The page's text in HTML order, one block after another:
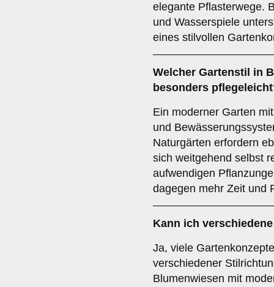
elegante Pflasterwege.
und Wasserspiele
eines stilvollen
Welcher Gartenstil in
besonders
Ein moderner Garten
und
Naturgärten erfordern
sich weitgehend selbst
aufwendigen
dagegen mehr Zeit und
Kann ich
Ja, viele
verschiedener
Blumenwiesen mit